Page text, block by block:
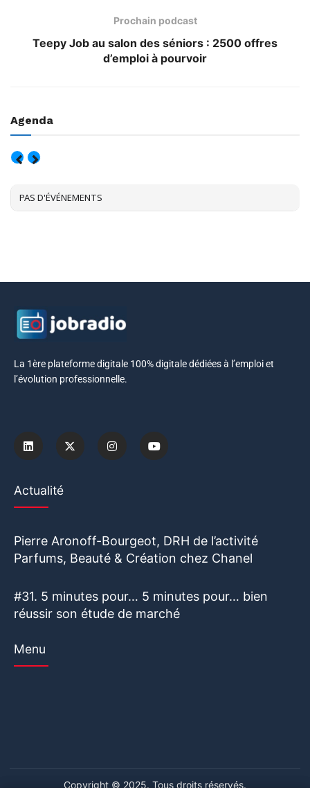
Prochain podcast
Teepy Job au salon des séniors : 2500 offres
d’emploi à pourvoir
Agenda
PAS D'ÉVÉNEMENTS
La 1ère plateforme digitale 100% digitale dédiées à l’emploi et
l’évolution professionnelle.
Actualité
Pierre Aronoff-Bourgeot, DRH de l’activité
Parfums, Beauté & Création chez Chanel
#31. 5 minutes pour… 5 minutes pour… bien
réussir son étude de marché
Menu
Copyright © 2025. Tous droits réservés.